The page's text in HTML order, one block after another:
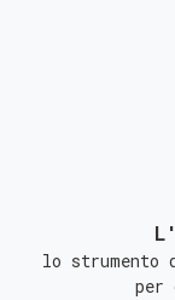
lo strumento
per